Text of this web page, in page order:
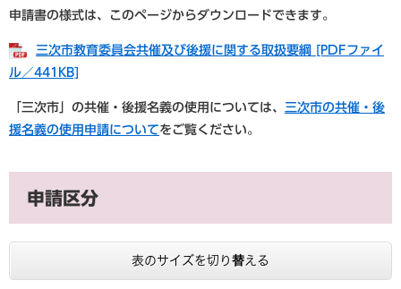
申請書の様式は、このページからダウンロードできます。
三次市教育委員会共催及び後援に関する取扱要綱 [PDFファイ
ル／441KB]
「三次市」の共催・後援名義の使用については、 三次市の共催・後
援名義の使用申請についてをご覧ください。
申請区分
表のサイズを切り替える